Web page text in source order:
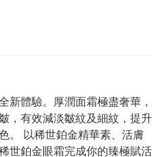
新體驗。厚潤面霜極盡奢華，
，有效減淡皺紋及細紋，提升
。 以稀世鉑金精華素、活膚
世鉑金眼霜完成你的臻極賦活